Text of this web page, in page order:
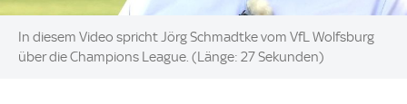
In diesem Video spricht Jörg Schmadtke vom VfL Wolfsburg
über die Champions League. (Länge: 27 Sekunden)